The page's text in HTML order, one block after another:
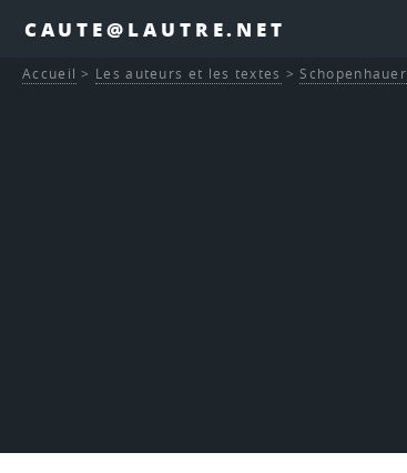
CAUTE@LAUTRE.NET
Accueil > Les auteurs et les textes >Schopenhauer